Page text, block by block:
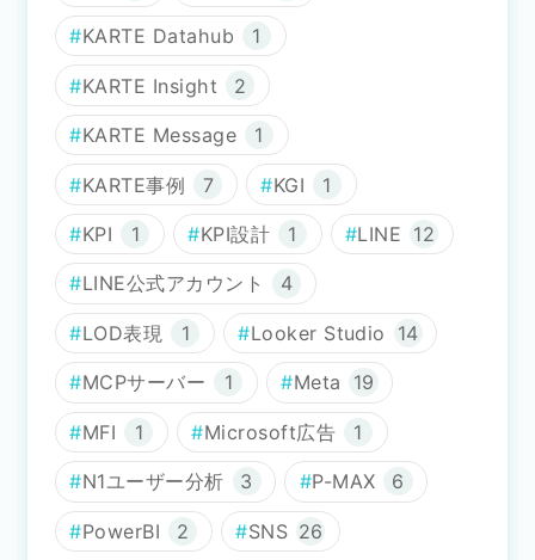
KARTE Datahub 1
KARTE Insight 2
KARTE Message 1
KARTE事例 7 KGI 1
KPI 1 KPI設計 1 LINE 12
LINE公式アカウント 4
LOD表現 1 Looker Studio 14
MCPサーバー 1 Meta 19
MFI 1 Microsoft広告 1
N1ユーザー分析 3 P-MAX 6
PowerBI 2 SNS 26